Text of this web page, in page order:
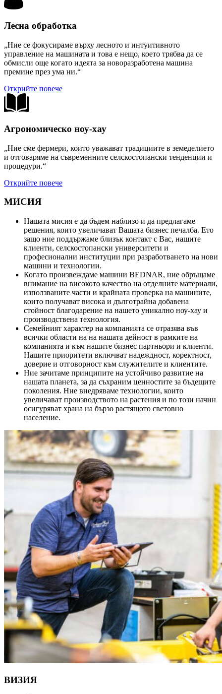
Лесна обработка
„Ние се фокусираме върху лесното и интуитивното
управление на машината и това е нещо, което трябва да се
обмисли още когато идеята за новоразработена машина
премине през ума ни.“
Открийте повече
Агрономическо ноу-хау
„Ние сме фермери, които уважават традициите в земеделието
и отговаряме на съвременните селскостопански тенденции и
процедури.“
Открийте повече
МИСИЯ
Нашата мисия е да бъдем наблизо и да предлагаме
решения, които увеличават Вашата бизнес печалба. Ето
защо ние поддържаме близък контакт с Вас, нашите
клиенти, селскостопански университети и
професионални институции при разработването на нови
машини и технологии.
Когато произвеждаме машини BEDNAR, ние обръщаме
внимание на високото качество на отделните материали,
използваните части и крайната проверка на машините,
които получават висока и дълготрайна добавена
стойност благодарение на нашето уникално ноу-хау и
производствена технология.
Семейният характер на компанията се отразява във
всички области на на нашата дейност в рамките на
компанията и към нашите бизнес партньори и клиенти.
Нашите приоритети включват надеждност, коректност,
доверие и отговорност към служителите и клиентите.
Ние зачитаме принципите на устойчиво развитие на
нашата планета, за да съхраним ценностите за бъдещите
поколения. Ние внедряваме технологии, които
увеличават производството на растения и по този начин
осигуряват храна на бързо растящото световно
население.
ВИЗИЯ